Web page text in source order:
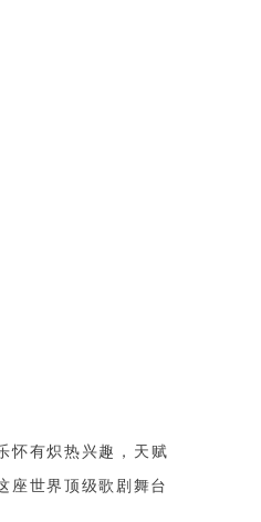
怀有炽热兴趣，天赋
座世界顶级歌剧舞台